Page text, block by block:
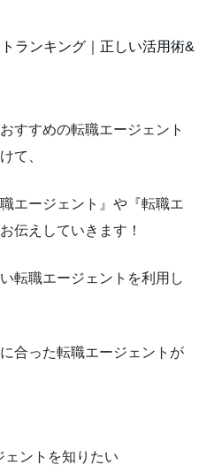
すすめの転職エージェント
て、
エージェント』や『転職エ
伝えしていきます！
転職エージェントを利用し
合った転職エージェントが
ントを知りたい